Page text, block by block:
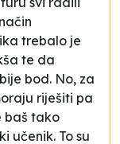
trebalo je
te da
bod. No, za
riješiti pa
baš tako
učenik. To su